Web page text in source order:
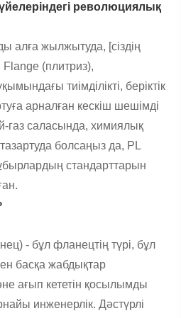
революциялық
алға жылжытуда, [сіздің
(плитриз),
тиімділікті, беріктік
арналған кескіш шешімді
газ саласында, химиялық
болсаңыз да, PL
стандарттарын
- бұл фланецтің түрі, бұл
басқа жабдықтар
ағып кететін қосылымды
инженерлік. Дәстүрлі